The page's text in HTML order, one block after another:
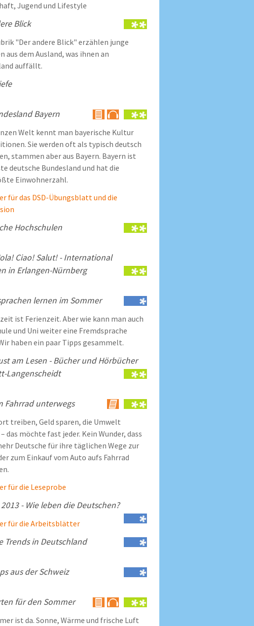
Jugend und Lifestyle
Blick
"Der andere Blick" erzählen junge
aus dem Ausland, was ihnen an
auffällt.
Bayern
Welt kennt man bayerische Kultur
Sie werden oft als typisch deutsch
stammen aber aus Bayern. Bayern ist
deutsche Bundesland und hat die
Einwohnerzahl.
für das DSD-Übungsblatt und die
Hochschulen
Ciao! Salut! - International
in Erlangen-Nürnberg
lernen im Sommer
ist Ferienzeit. Aber wie kann man auch
und Uni weiter eine Fremdsprache
haben ein paar Tipps gesammelt.
am Lesen - Bücher und Hörbücher
Langenscheidt
Fahrrad unterwegs
treiben, Geld sparen, die Umwelt
das möchte fast jeder. Kein Wunder, dass
Deutsche für ihre täglichen Wege zur
zum Einkauf vom Auto aufs Fahrrad
für die Leseprobe
- Wie leben die Deutschen?
für die Arbeitsblätter
Trends in Deutschland
aus der Schweiz
für den Sommer
ist da. Sonne, Wärme und frische Luft